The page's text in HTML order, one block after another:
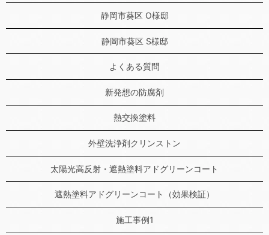
静岡市葵区 O様邸
静岡市葵区 S様邸
よくある質問
新発想の防腐剤
熱交換塗料
外壁洗浄剤クリンストン
太陽光高反射・遮熱塗料アドグリーンコート
遮熱塗料アドグリーンコート（効果検証）
施工事例1